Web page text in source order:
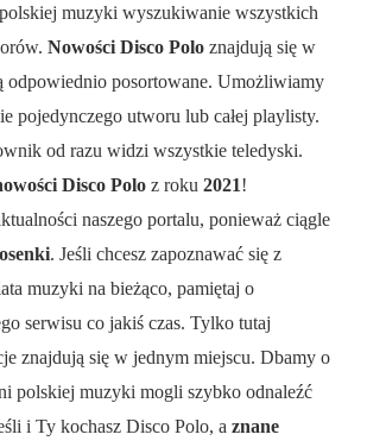
muzyki wyszukiwanie wszystkich
Nowości Disco Polo znajdują się w
odpowiednio posortowane. Umożliwiamy
pojedynczego utworu lub całej playlisty.
od razu widzi wszystkie teledyski.
Disco Polo z roku 2021!
naszego portalu, ponieważ ciągle
. Jeśli chcesz zapoznawać się z
muzyki na bieżąco, pamiętaj o
serwisu co jakiś czas. Tylko tutaj
znajdują się w jednym miejscu. Dbamy o
polskiej muzyki mogli szybko odnaleźć
i Ty kochasz Disco Polo, a znane